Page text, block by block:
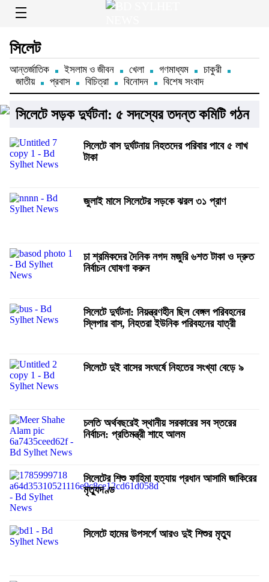
সিলেট
আন্তর্জাতিক ইসলাম ও জীবন খেলা গণমাধ্যম
চাকুরী
জাতীয়
প্রবাস বিচিত্রা বিনোদন বিশেষ সংবাদ
সিলেটে সড়ক দুর্ঘটনা: ৫ সদস্যের তদন্ত কমিটি গঠন
সিলেটে বাস দুর্ঘটনায় নিহতদের পরিবার পাবে ৫ লাখ
টাকা
জুলাই মাসে সিলেটের সড়কে ঝরল ৩১ প্রাণ
চা শ্রমিকদের দৈনিক নগদ মজুরি ৬শত টাকা ও দ্রুত
নির্বাচন ঘোষণা করুন
সিলেটে দুর্ঘটনা: নিয়ন্ত্রণহীন ছিল বেঙ্গল পরিবহনের
স্লিপার বাস, নিহতরা ইউনিক পরিবহনের যাত্রী
সিলেটে দুই বাসের সংঘর্ষে নিহতের সংখ্যা বেড়ে ৯
চলতি অর্থবছরেই স্থানীয় সরকারের সব স্তরের
নির্বাচন: প্রতিমন্ত্রী শাহে আলম
সিলেটের শিশু ফাহিমা হত্যায় প্রধান আসামি জাকিরের
মৃত্যুদণ্ড
সিলেটে হামের উপসর্গে আরও দুই শিশুর মৃত্যু